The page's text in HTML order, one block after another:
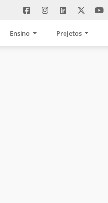
Ensino Projetos